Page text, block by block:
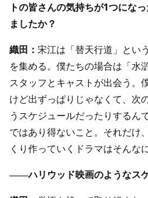
トの皆さんの気持ちが1つにな
ましたか？
織田： 宋江は「替天行道」とい
を集める。僕たちの場合は「水
スタッフとキャストが出会う。
けど出ずっぱりじゃなくて、次
うスケジュールだったりするん
ではあり得ないこと。それだけ
くり作っていくドラマはそんな
――ハリウッド映画のようなスケ